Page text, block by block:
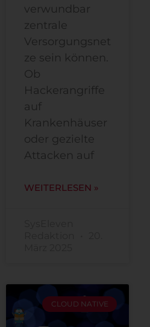
verwundbar
zentrale
Versorgungsnet
ze sein können.
Ob
Hackerangriffe
auf
Krankenhäuser
oder gezielte
Attacken auf
WEITERLESEN »
CLOUD NATIVE